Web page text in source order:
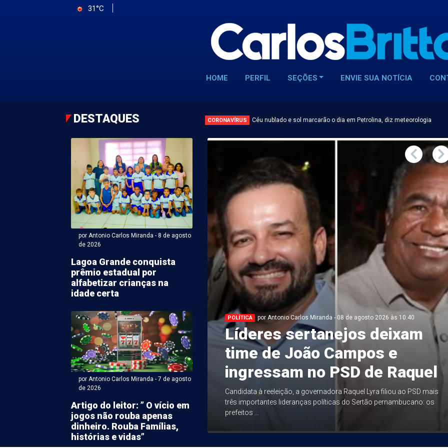
31°C
HOME PERFIL SEÇÕES ENVIE SUA NOTÍCIA
DESTAQUES CORONAVÍRUS Céu nublado e sol marcarão o dia em Petrolina, diz meteorologia
por Antonio Carlos Miranda - 8 de agosto
de 2026
Lagoa Grande conquista
prêmio estadual por
alfabetizar crianças na
idade certa
por Antonio Carlos Miranda - 7 de agosto
de 2026
Artigo do leitor: ” O vício em
jogos não rouba apenas
dinheiro. Rouba Famílias,
histórias e vidas”
Carlos Miranda - 07 de agosto 2026 às 22:40
o Palmeiras de Petrolina é uma das forças do
honrando o tradicional clube paulista. ...
POLÍTICA por Antonio Carlos Miranda - 08 de agosto 2026 às 10:40
Líderes sertanejos deixam
time de João Campos e
ingressam no PSD de Raquel
Candidata à reeleição, a governadora Raquel Lyra filiou ao PSD mais
três importantes lideranças políticas do Sertão pernambucano: os
prefeitos ...